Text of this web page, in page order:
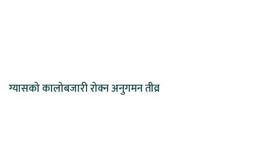
ग्यासको कालोबजारी रोक्न अनुगमन तीव्र